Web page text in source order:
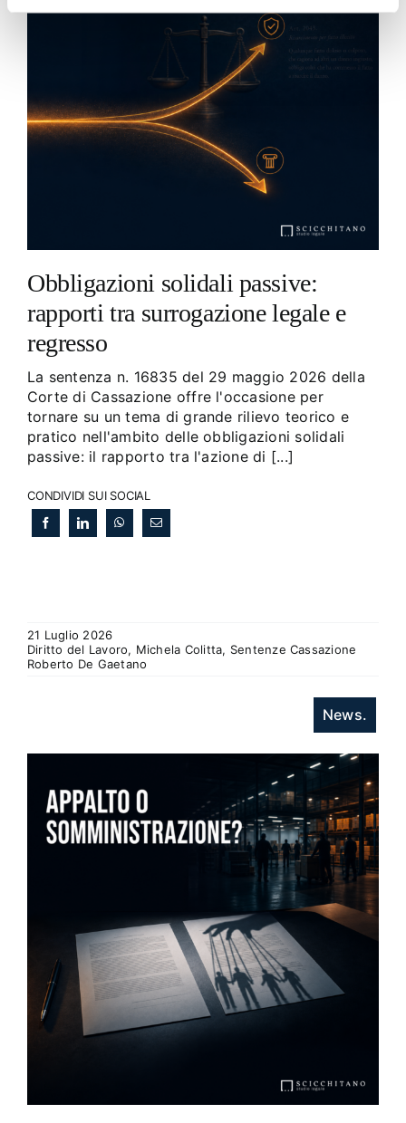
Obbligazioni solidali passive:
rapporti tra surrogazione legale e
regresso
La sentenza n. 16835 del 29 maggio 2026 della
Corte di Cassazione offre l'occasione per
tornare su un tema di grande rilievo teorico e
pratico nell'ambito delle obbligazioni solidali
passive: il rapporto tra l'azione di [...]
CONDIVIDI SUI SOCIAL
21 Luglio 2026
Diritto del Lavoro, Michela Colitta, Sentenze Cassazione
Roberto De Gaetano
News.